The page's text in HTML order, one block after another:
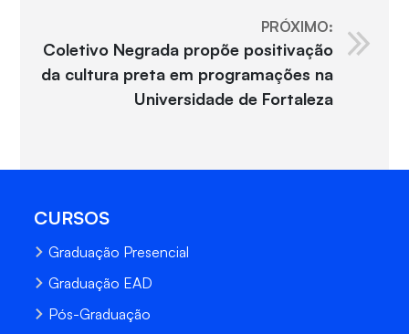
PRÓXIMO:
Coletivo Negrada propõe positivação
da cultura preta em programações na
Universidade de Fortaleza
CURSOS
Graduação Presencial
Graduação EAD
Pós-Graduação